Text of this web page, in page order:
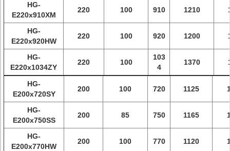
HG-
E220x910XM
220 100 910 1210
HG-
E220x920HW
220 100 920 1200
HG-
E220x1034ZY
220 100
103
4
1370
HG-
E200x720SY
200 100 720 1125
HG-
E200x750SS
200 85 750 1165
HG-
E200x770HW
200 100 770 1120